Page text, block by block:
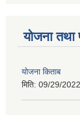
योजना तथा
योजना किताब
मिति: 09/29/